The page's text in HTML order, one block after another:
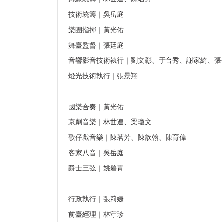
技術統籌｜吳岳庭
樂團指揮｜黃光佑
舞臺監督｜張廷庭
音響影音技術執行｜劉文彰、于台秀、謝家綺、
燈光技術執行｜張景翔
國樂合奏｜黃光佑
京劇音樂｜林世連、梁瓊文
歌仔戲音樂｜陳茗芳、陳歆翰、陳育偉
客家八音｜吳岳庭
爵士三弦｜姚碧青
行政執行｜張莉婕
前臺經理｜林守珍